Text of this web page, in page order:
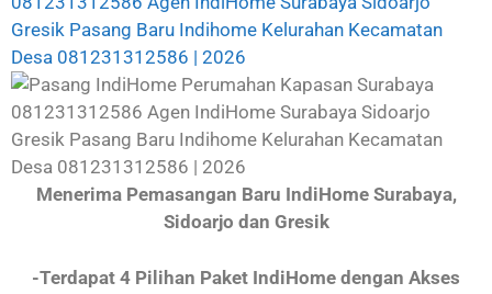
Menerima Pemasangan Baru IndiHome Surabaya,
Sidoarjo dan Gresik
-Terdapat 4 Pilihan Paket IndiHome dengan Akses